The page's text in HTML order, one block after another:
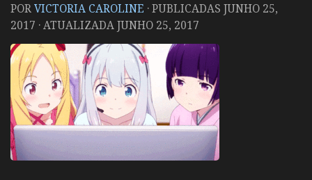
PORVICTORIA CAROLINE · PUBLICADAS JUNHO 25,
2017 · ATUALIZADAJUNHO 25, 2017